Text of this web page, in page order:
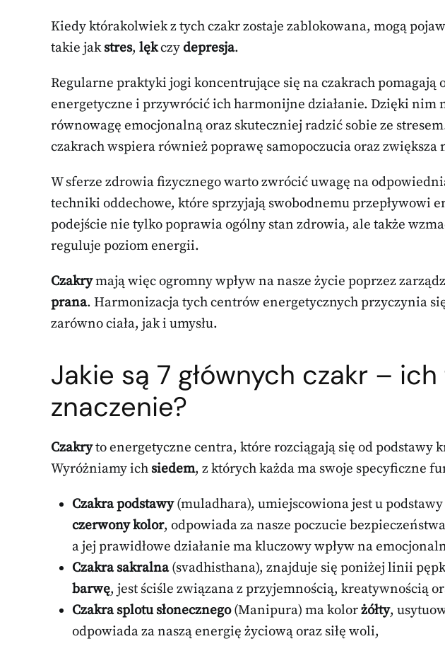
Kiedy którakolwiek z tych czakr zostaje zablokowana, mogą
takie jakstres, lękczydepresja.
Regularne praktyki jogi koncentrujące się na czakrach pomagają
energetyczne i przywrócić ich harmonijne działanie. Dzięki nim
równowagę emocjonalną oraz skuteczniej radzić sobie ze
czakrach wspiera również poprawę samopoczucia oraz zwiększa
W sferze zdrowia fizycznego warto zwrócić uwagę na
techniki oddechowe, które sprzyjają swobodnemu przepływowi
podejście nie tylko poprawia ogólny stan zdrowia, ale także
reguluje poziom energii.
Czakrymają więc ogromny wpływ na nasze życie poprzez
prana. Harmonizacja tych centrów energetycznych przyczynia
zarówno ciała, jak i umysłu.
Jakie są 7 głównych czakr –
znaczenie?
Czakryto energetyczne centra, które rozciągają się od podstawy
Wyróżniamy ich siedem, z których każda ma swoje specyficzne
Czakra podstawy(muladhara), umiejscowiona jest u
czerwony kolor, odpowiada za nasze poczucie
a jej prawidłowe działanie ma kluczowy wpływ na
Czakra sakralna(svadhisthana), znajduje się poniżej linii
barwę, jest ściśle związana z przyjemnością, kreatywnością
Czakra splotu słonecznego(Manipura) ma kolorżółty,
odpowiada za naszą energię życiową oraz siłę woli,